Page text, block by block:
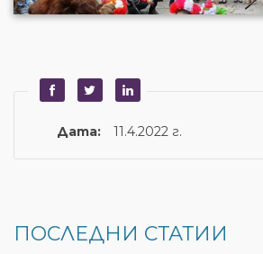
Дата: 11.4.2022 г.
ПОСЛЕДНИ СТАТИИ